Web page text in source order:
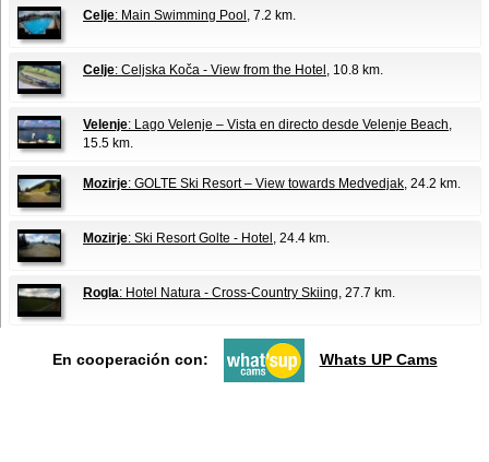
Celje: Main Swimming Pool , 7.2 km.
Celje: Celjska Koča - View from the Hotel , 10.8 km.
Velenje: Lago Velenje – Vista en directo desde Velenje Beach,
15.5 km.
Mozirje: GOLTE Ski Resort – View towards Medvedjak, 24.2 km.
Mozirje: Ski Resort Golte - Hotel , 24.4 km.
Rogla: Hotel Natura - Cross-Country Skiing, 27.7 km.
En cooperación con: Whats UP Cams